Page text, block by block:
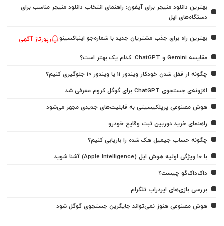
بهترین دانلود منیجر برای آیفون: راهنمای انتخاب دانلود منیجر مناسب برای
دستگاه‌های اپل
بهترین راه برای جذب مشتریان جدید با شماره‌جو اینباکسینو رپورتاژ آگهی
مقایسه Gemini و ChatGPT: کدام یک بهتر است؟
چگونه از قفل شدن خودکار ویندوز 11 یا ویندوز 10 جلوگیری کنیم؟
افزونه‌ی جستجوی ChatGPT برای گوگل کروم معرفی شد
هوش مصنوعی پرپلکیسیتی به قابلیت‌های جدیدی مجهز می‌شود
راهنمای خرید دوربین ثبت وقایع خودرو
چگونه حساب جیمیل هک شده را بازیابی کنیم؟
با ۱۰ ویژگی اولیه هوش اپل (Apple Intelligence) آشنا شوید
داک‌داک‌گو چیست؟
بررسی بازی‌های ایردراپ تلگرام
هوش مصنوعی هنوز نمی‌تواند جایگزین جستجوی گوگل شود